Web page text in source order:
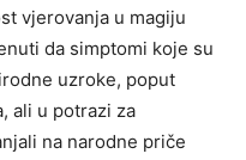
vjerovanja u magiju
da simptomi koje su
uzroke, poput
ali u potrazi za
na narodne priče